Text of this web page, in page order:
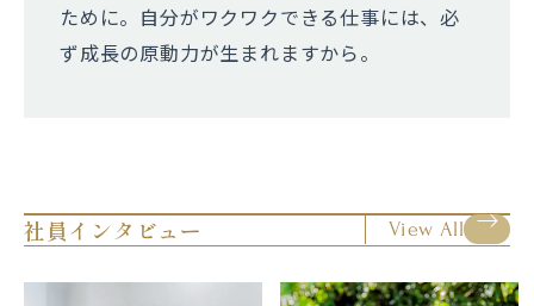
ために。自分がワクワクできる仕事には、必
ず成長の原動力が生まれますから。
社員インタビュー View All